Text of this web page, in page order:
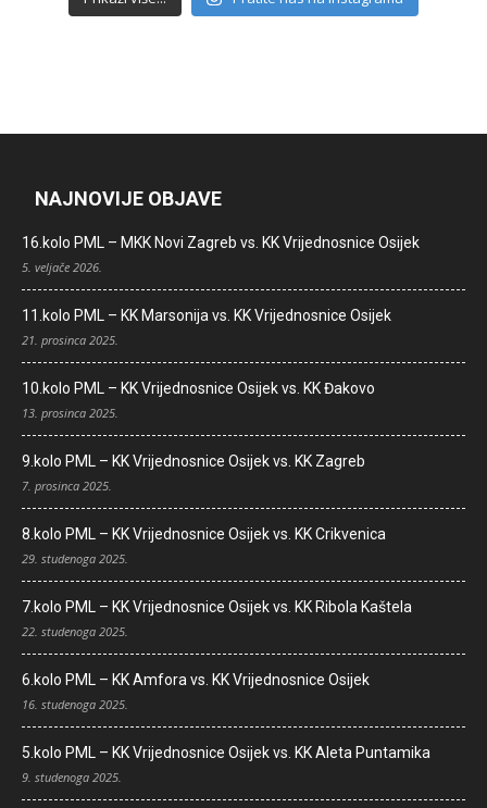
NAJNOVIJE OBJAVE
16.kolo PML – MKK Novi Zagreb vs. KK Vrijednosnice Osijek
5. veljače 2026.
11.kolo PML – KK Marsonija vs. KK Vrijednosnice Osijek
21. prosinca 2025.
10.kolo PML – KK Vrijednosnice Osijek vs. KK Đakovo
13. prosinca 2025.
9.kolo PML – KK Vrijednosnice Osijek vs. KK Zagreb
7. prosinca 2025.
8.kolo PML – KK Vrijednosnice Osijek vs. KK Crikvenica
29. studenoga 2025.
7.kolo PML – KK Vrijednosnice Osijek vs. KK Ribola Kaštela
22. studenoga 2025.
6.kolo PML – KK Amfora vs. KK Vrijednosnice Osijek
16. studenoga 2025.
5.kolo PML – KK Vrijednosnice Osijek vs. KK Aleta Puntamika
9. studenoga 2025.